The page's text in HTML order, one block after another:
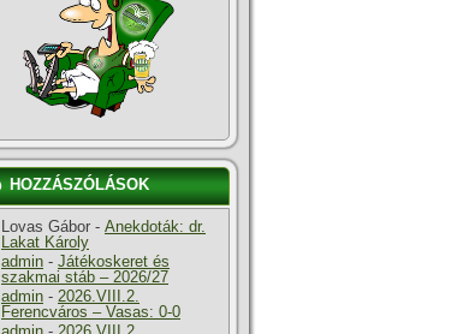
HOZZÁSZÓLÁSOK
Lovas Gábor - Anekdoták: dr.
Lakat Károly
admin - Játékoskeret és
szakmai stáb – 2026/27
admin - 2026.VIII.2.
Ferencváros – Vasas: 0-0